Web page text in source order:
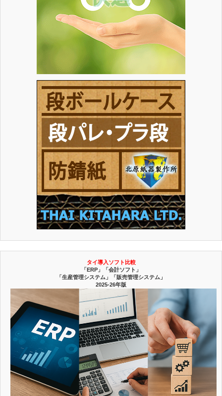
タイ導入ソフト比較
「ERP」「会計ソフト」
「生産管理システム」「販売管理システム」
2025-26年版